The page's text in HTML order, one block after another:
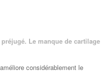
Le manque de cartilage
considérablement le